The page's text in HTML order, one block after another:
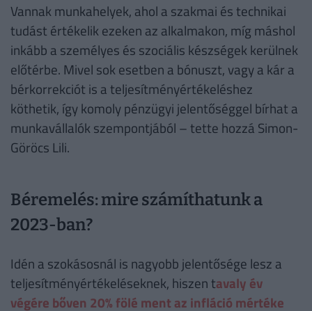
Vannak munkahelyek, ahol a szakmai és technikai
tudást értékelik ezeken az alkalmakon, míg máshol
inkább a személyes és szociális készségek kerülnek
előtérbe. Mivel sok esetben a bónuszt, vagy a kár a
bérkorrekciót is a teljesítményértékeléshez
köthetik, így komoly pénzügyi jelentőséggel bírhat a
munkavállalók szempontjából – tette hozzá Simon-
Göröcs Lili.
Béremelés: mire számíthatunk a
2023-ban?
Idén a szokásosnál is nagyobb jelentősége lesz a
teljesítményértékeléseknek, hiszen tavaly év
végére bőven 20% fölé ment az infláció mértéke